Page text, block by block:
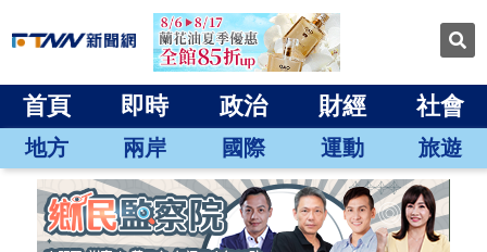
首頁 即時 政治 財經 社會
地方 兩岸 國際 運動 旅遊